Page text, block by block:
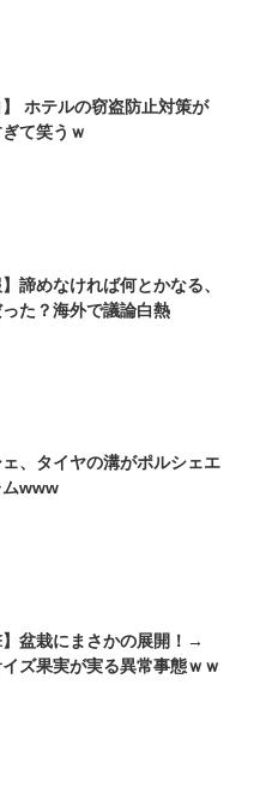
】 ホテルの窃盗防止対策が
て笑うｗ
】諦めなければ何とかなる、
た？海外で議論白熱
、タイヤの溝がポルシェエ
ムwww
】盆栽にまさかの展開！→
ズ果実が実る異常事態ｗｗ